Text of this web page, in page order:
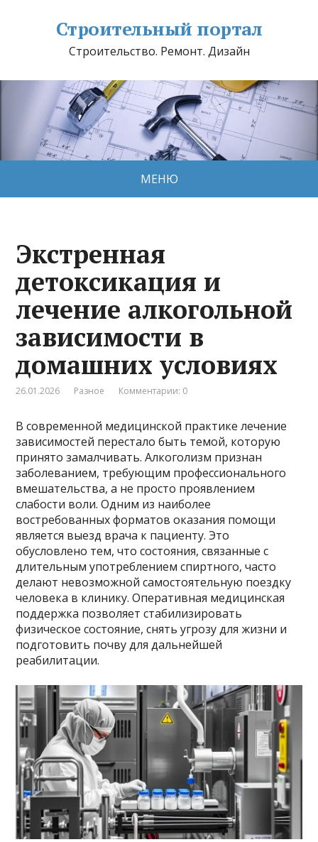
Строительный портал
Строительство. Ремонт. Дизайн
МЕНЮ
Экстренная
детоксикация и
лечение алкогольной
зависимости в
домашних условиях
26.01.2026 Разное Комментарии: 0
В современной медицинской практике лечение
зависимостей перестало быть темой, которую
принято замалчивать. Алкоголизм признан
заболеванием, требующим профессионального
вмешательства, а не просто проявлением
слабости воли. Одним из наиболее
востребованных форматов оказания помощи
является выезд врача к пациенту. Это
обусловлено тем, что состояния, связанные с
длительным употреблением спиртного, часто
делают невозможной самостоятельную поездку
человека в клинику. Оперативная медицинская
поддержка позволяет стабилизировать
физическое состояние, снять угрозу для жизни и
подготовить почву для дальнейшей
реабилитации.